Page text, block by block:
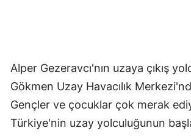
Alper Gezeravcı'nın uzaya çıkış
Gökmen Uzay Havacılık
Gençler ve çocuklar çok merak
Türkiye'nin uzay yolculuğunun